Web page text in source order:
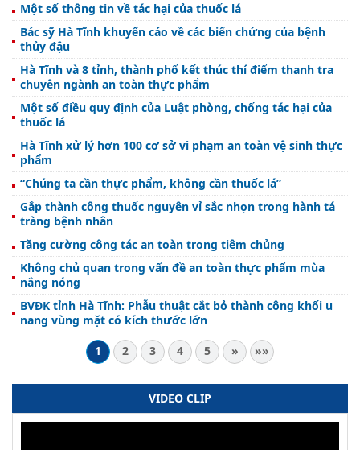
Một số thông tin về tác hại của thuốc lá
Bác sỹ Hà Tĩnh khuyến cáo về các biến chứng của bệnh
thủy đậu
Hà Tĩnh và 8 tỉnh, thành phố kết thúc thí điểm thanh tra
chuyên ngành an toàn thực phẩm
Một số điều quy định của Luật phòng, chống tác hại của
thuốc lá
Hà Tĩnh xử lý hơn 100 cơ sở vi phạm an toàn vệ sinh thực
phẩm
“Chúng ta cần thực phẩm, không cần thuốc lá”
Gắp thành công thuốc nguyên vỉ sắc nhọn trong hành tá
tràng bệnh nhân
Tăng cường công tác an toàn trong tiêm chủng
Không chủ quan trong vấn đề an toàn thực phẩm mùa
nắng nóng
BVĐK tỉnh Hà Tĩnh: Phẫu thuật cắt bỏ thành công khối u
nang vùng mặt có kích thước lớn
1
2 3 4 5 » »»
VIDEO CLIP